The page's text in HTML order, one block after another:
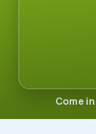
Come